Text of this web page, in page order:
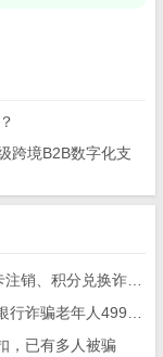
跨境B2B数字化支
，已有多人被骗